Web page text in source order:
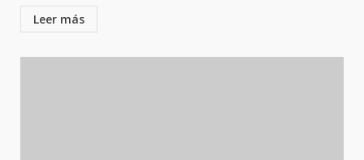
Leer más